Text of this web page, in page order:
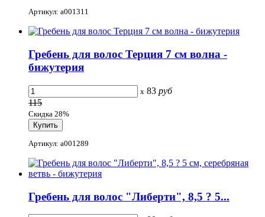
Артикул: a001311
Гребень для волос Терция 7 см волна -
бижутерия
x 83 руб
115
Скидка 28%
Артикул: a001289
Гребень для волос "Либерти", 8,5 ? 5...